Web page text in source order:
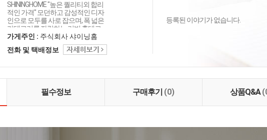
SHININGHOME "높은 퀄리티외 합리
적인 가격" 모던하고 감성적인 디자
인으로 모두를 사로 잡으며, 폭 넓은
카테고리를 자랑하는 리빙 홈데코
인테리어 샤이닝홈입니다.
가게주인 : 주식회사 샤이닝홈
전화 및 택배정보
등록된 이야기가 없습니다.
필수정보 구매후기 (0) 상품Q&A